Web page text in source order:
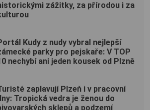
zážitky, za přírodou i za
Kudy z nudy vybral nejlepší
parky pro pejskaře: V TOP
nechybí ani jeden kousek od Plzně
zaplavují Plzeň i v pracovní
Tropická vedra je ženou do
sklepů a podzemí